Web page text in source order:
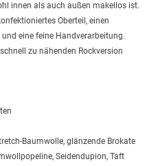
innen als auch außen makellos ist.
Oberteil, einen
eine feine Handverarbeitung.
zu nähenden Rockversion
Baumwolle, glänzende Brokate
Seidendupion, Taft